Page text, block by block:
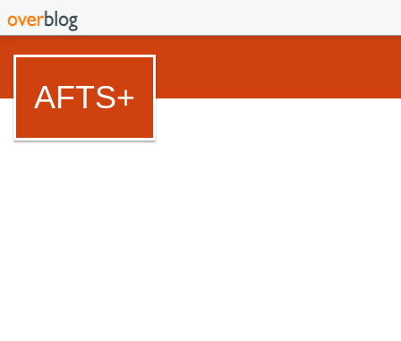
AFTS+